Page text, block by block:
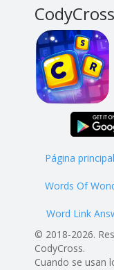
CodyCross
Página principal
Words Of
Word Link
© 2018-2026.
CodyCross.
Cuando se usan